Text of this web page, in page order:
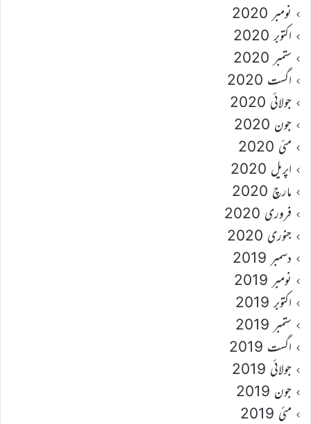
نومبر 2020
اکتوبر 2020
ستمبر 2020
اگست 2020
جولائی 2020
جون 2020
مئی 2020
اپریل 2020
مارچ 2020
فروری 2020
جنوری 2020
دسمبر 2019
نومبر 2019
اکتوبر 2019
ستمبر 2019
اگست 2019
جولائی 2019
جون 2019
مئی 2019